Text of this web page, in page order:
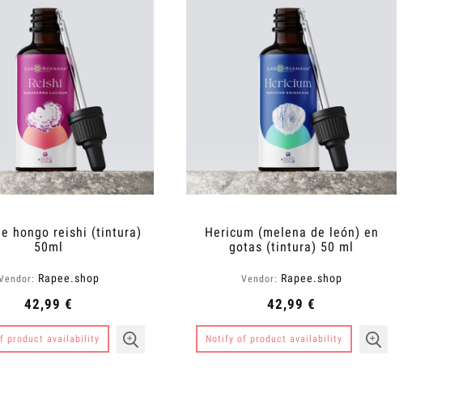
hongo reishi (tintura)
50ml
Rapee.shop
42,99 €
product availability
Hericum (melena de león) en
gotas (tintura) 50 ml
Vendor: Rapee.shop
42,99 €
Notify of product availability